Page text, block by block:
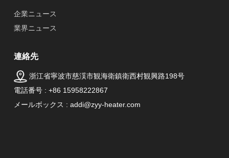
企業ニュース
業界ニュース
連絡先
浙江省寧波市慈渓市観海衛鎮衛西村観興路198号
電話番号 : +86 15958222867
メールボックス : addi@zyy-heater.com